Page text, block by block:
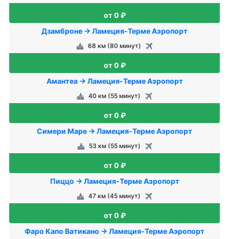
от 0 ₽
Дзамброне → Ламеция-Терме Аэропорт
68 км (80 минут)
от 0 ₽
Амантеа → Ламеция-Терме Аэропорт
40 км (55 минут)
от 0 ₽
Симери Маре → Ламеция-Терме Аэропорт
53 км (55 минут)
от 0 ₽
Пиццо → Ламеция-Терме Аэропорт
47 км (45 минут)
от 0 ₽
Фаро Капо Ватикано → Ламеция-Терме Аэропорт